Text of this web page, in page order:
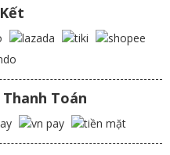
Toán